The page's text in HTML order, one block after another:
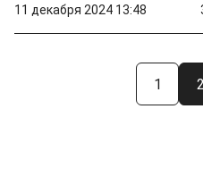
11 декабря 2024 13:48
1 2